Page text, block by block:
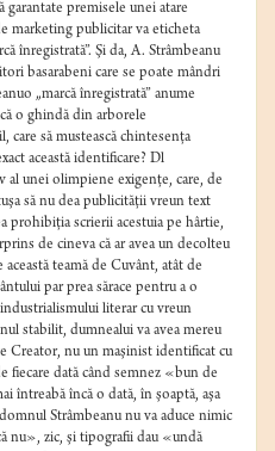
premisele unei atare
marketing publicitar va eticheta
înregistrată”. Şi da, A. Strâmbeanu
basarabeni care se poate mândri
„marcă înregistrată” anume
o ghindă din arborele
care să mustească chintesenţa
această identificare? Dl
al unei olimpiene exigenţe, care, de
să nu dea publicităţii vreun text
prohibiţia scrierii acestuia pe hârtie,
de cineva că ar avea un decolteu
teamă de Cuvânt, atât de
par prea sărace pentru a o
literar cu vreun
stabilit, dumnealui va avea mereu
Creator, nu un maşinist identificat cu
dată când semnez «bun de
întreabă încă o dată, în şoaptă, aşa
Strâmbeanu nu va aduce nimic
nu», zic, şi tipografii dau «undă